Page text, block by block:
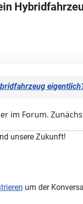
im Forum.
unsere Zukunft!
um der